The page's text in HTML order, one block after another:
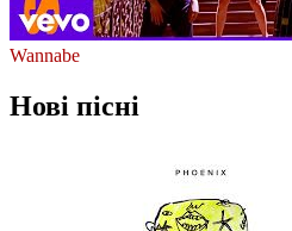
Wannabe
Нові пісні